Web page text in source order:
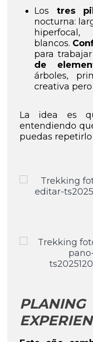
Lostres
nocturna:
blancos.
para
de
árboles,
creativa
La idea es
entendiendo
puedas